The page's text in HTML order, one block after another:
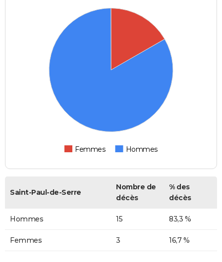
Femmes Hommes
Saint-Paul-de-Serre
Nombre de
décès
% des
décès
Hommes 15 83,3 %
Femmes 3 16,7 %